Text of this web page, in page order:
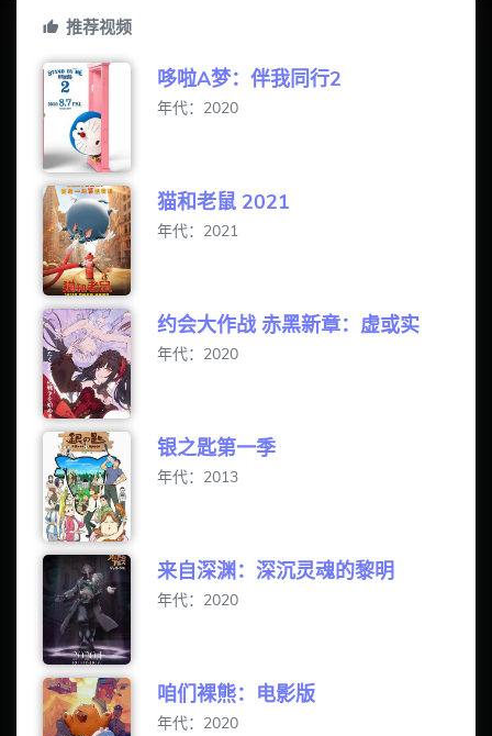
推荐视频
哆啦A梦：伴我同行2
年代：2020
猫和老鼠 2021
年代：2021
约会大作战 赤黑新章：虚或实
年代：2020
银之匙第一季
年代：2013
来自深渊：深沉灵魂的黎明
年代：2020
咱们裸熊：电影版
年代：2020